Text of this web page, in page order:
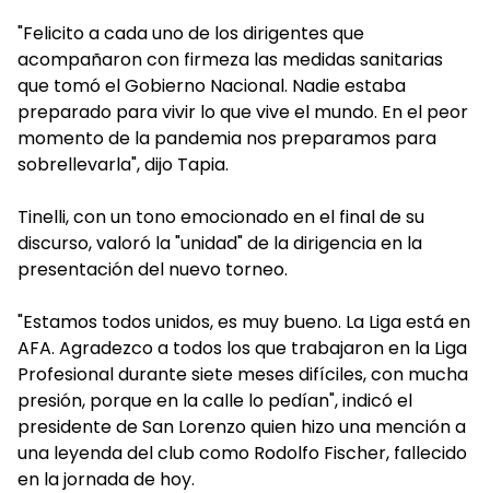
"Felicito a cada uno de los dirigentes que
acompañaron con firmeza las medidas sanitarias
que tomó el Gobierno Nacional. Nadie estaba
preparado para vivir lo que vive el mundo. En el peor
momento de la pandemia nos preparamos para
sobrellevarla", dijo Tapia.
Tinelli, con un tono emocionado en el final de su
discurso, valoró la "unidad" de la dirigencia en la
presentación del nuevo torneo.
"Estamos todos unidos, es muy bueno. La Liga está en
AFA. Agradezco a todos los que trabajaron en la Liga
Profesional durante siete meses difíciles, con mucha
presión, porque en la calle lo pedían", indicó el
presidente de San Lorenzo quien hizo una mención a
una leyenda del club como Rodolfo Fischer, fallecido
en la jornada de hoy.